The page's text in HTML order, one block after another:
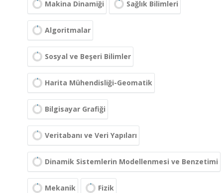
Makina Dinamiği Sağlık Bilimleri
Algoritmalar
Sosyal ve Beşeri Bilimler
Harita Mühendisliği-Geomatik
Bilgisayar Grafiği
Veritabanı ve Veri Yapıları
Dinamik Sistemlerin Modellenmesi ve Benzetimi
Mekanik Fizik